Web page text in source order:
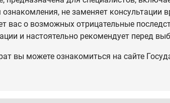
не заменяет консультации
о возможных отрицательные
и настоятельно рекомендует перед
вы можете ознакомиться на сайте